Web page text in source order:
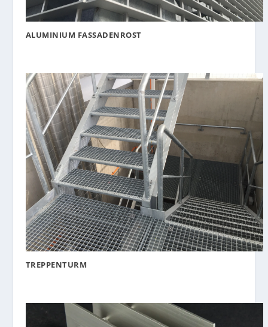
ALUMINIUM FASSADENROST
TREPPENTURM